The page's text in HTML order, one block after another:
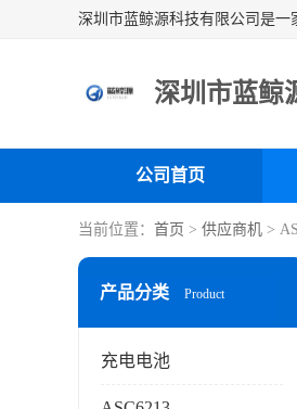
深圳市蓝鲸
公司首页
当前位置： 首页 > 供应商机 >
产品分类 Product
充电电池